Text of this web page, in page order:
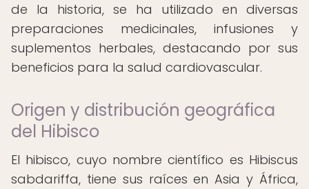
de la historia, se ha utilizado en diversas
preparaciones medicinales, infusiones y
suplementos herbales, destacando por sus
beneficios para la salud cardiovascular.
Origen y distribución geográfica
del Hibisco
El hibisco, cuyo nombre científico es Hibiscus
sabdariffa, tiene sus raíces en Asia y África,